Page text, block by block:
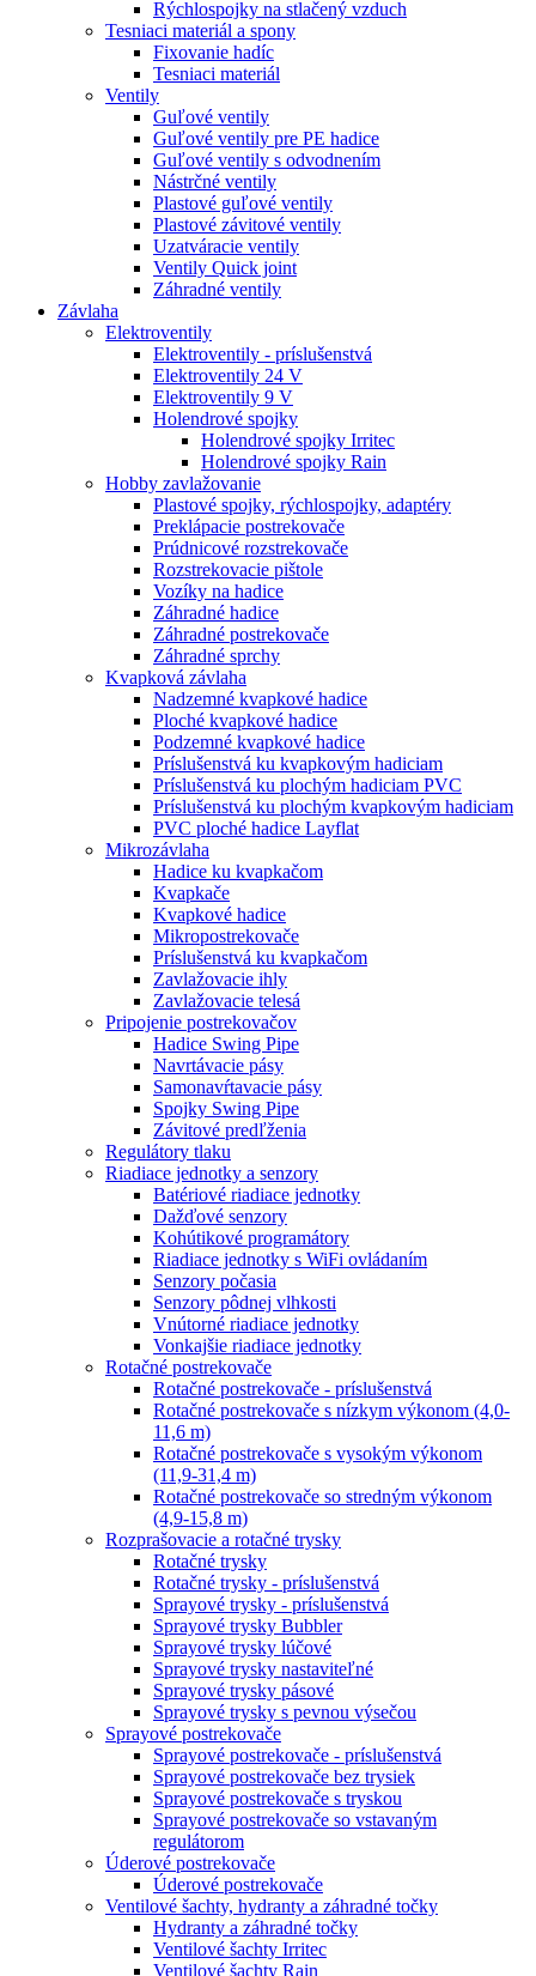
Rýchlospojky na stlačený vzduch
Tesniaci materiál a spony
Fixovanie hadíc
Tesniaci materiál
Ventily
Guľové ventily
Guľové ventily pre PE hadice
Guľové ventily s odvodnením
Nástrčné ventily
Plastové guľové ventily
Plastové závitové ventily
Uzatváracie ventily
Ventily Quick joint
Záhradné ventily
Závlaha
Elektroventily
Elektroventily - príslušenstvá
Elektroventily 24 V
Elektroventily 9 V
Holendrové spojky
Holendrové spojky Irritec
Holendrové spojky Rain
Hobby zavlažovanie
Plastové spojky, rýchlospojky, adaptéry
Preklápacie postrekovače
Prúdnicové rozstrekovače
Rozstrekovacie pištole
Vozíky na hadice
Záhradné hadice
Záhradné postrekovače
Záhradné sprchy
Kvapková závlaha
Nadzemné kvapkové hadice
Ploché kvapkové hadice
Podzemné kvapkové hadice
Príslušenstvá ku kvapkovým hadiciam
Príslušenstvá ku plochým hadiciam PVC
Príslušenstvá ku plochým kvapkovým hadiciam
PVC ploché hadice Layflat
Mikrozávlaha
Hadice ku kvapkačom
Kvapkače
Kvapkové hadice
Mikropostrekovače
Príslušenstvá ku kvapkačom
Zavlažovacie ihly
Zavlažovacie telesá
Pripojenie postrekovačov
Hadice Swing Pipe
Navrtávacie pásy
Samonavŕtavacie pásy
Spojky Swing Pipe
Závitové predľženia
Regulátory tlaku
Riadiace jednotky a senzory
Batériové riadiace jednotky
Dažďové senzory
Kohútikové programátory
Riadiace jednotky s WiFi ovládaním
Senzory počasia
Senzory pôdnej vlhkosti
Vnútorné riadiace jednotky
Vonkajšie riadiace jednotky
Rotačné postrekovače
Rotačné postrekovače - príslušenstvá
Rotačné postrekovače s nízkym výkonom (4,0-
11,6 m)
Rotačné postrekovače s vysokým výkonom
(11,9-31,4 m)
Rotačné postrekovače so stredným výkonom
(4,9-15,8 m)
Rozprašovacie a rotačné trysky
Rotačné trysky
Rotačné trysky - príslušenstvá
Sprayové trysky - príslušenstvá
Sprayové trysky Bubbler
Sprayové trysky lúčové
Sprayové trysky nastaviteľné
Sprayové trysky pásové
Sprayové trysky s pevnou výsečou
Sprayové postrekovače
Sprayové postrekovače - príslušenstvá
Sprayové postrekovače bez trysiek
Sprayové postrekovače s tryskou
Sprayové postrekovače so vstavaným
regulátorom
Úderové postrekovače
Úderové postrekovače
Ventilové šachty, hydranty a záhradné točky
Hydranty a záhradné točky
Ventilové šachty Irritec
Ventilové šachty Rain